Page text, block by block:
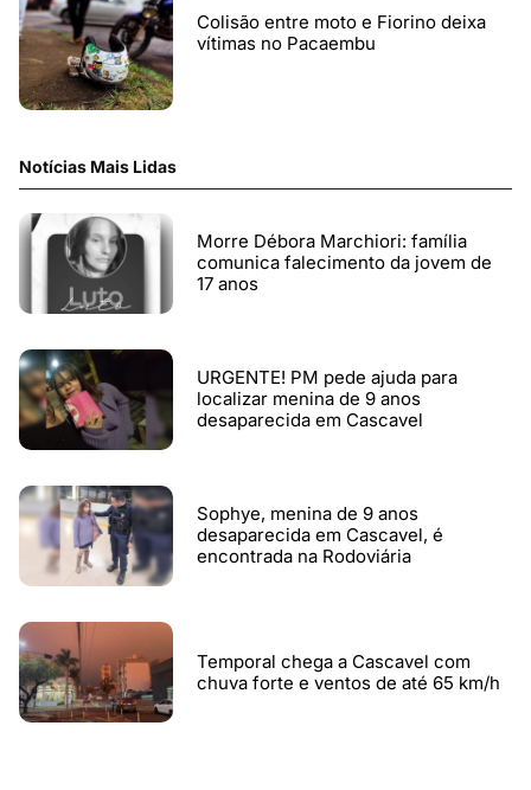
Colisão entre moto e Fiorino deixa
vítimas no Pacaembu
Notícias Mais Lidas
Morre Débora Marchiori: família
comunica falecimento da jovem de
17 anos
URGENTE! PM pede ajuda para
localizar menina de 9 anos
desaparecida em Cascavel
Sophye, menina de 9 anos
desaparecida em Cascavel, é
encontrada na Rodoviária
Temporal chega a Cascavel com
chuva forte e ventos de até 65 km/h